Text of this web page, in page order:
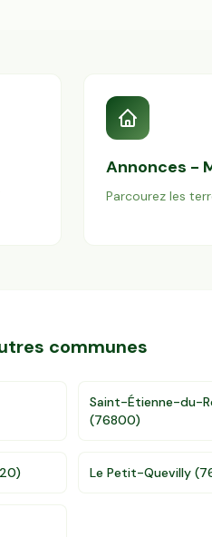
Annonces -
Parcourez les
communes
Saint-Étienne-du-
(76800)
) Le Petit-Quevilly (